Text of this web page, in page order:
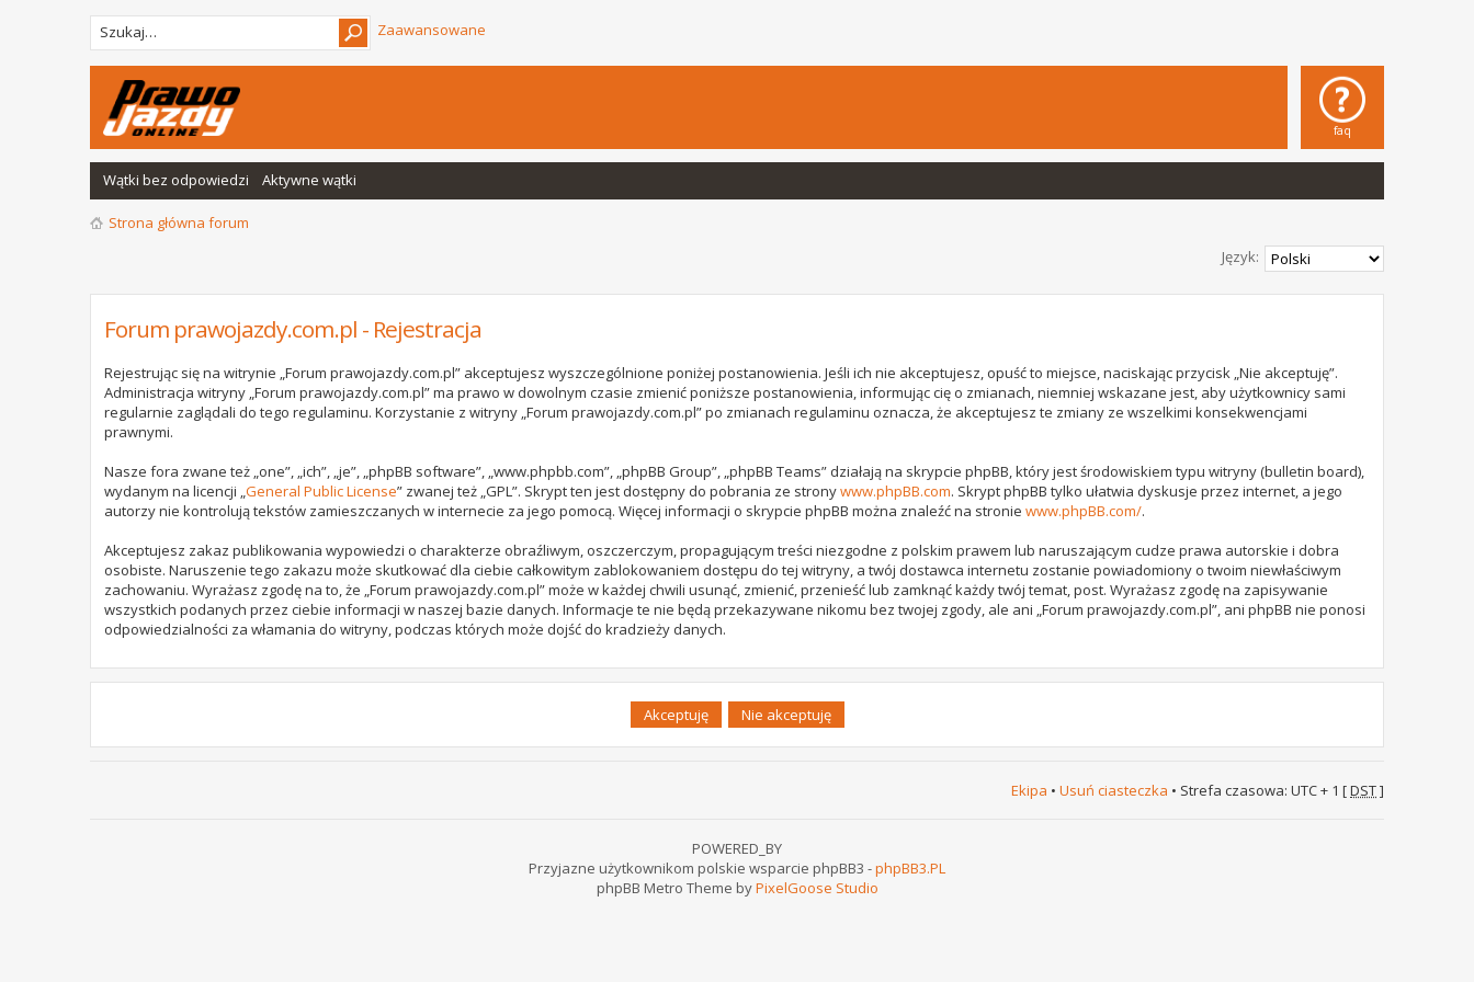
Zaawansowane
faq
Wątki bez odpowiedzi Aktywne wątki
Strona główna forum
Język:
Forum prawojazdy.com.pl - Rejestracja
Rejestrując się na witrynie „Forum prawojazdy.com.pl” akceptujesz wyszczególnione poniżej postanowienia. Jeśli ich nie akceptujesz, opuść to miejsce, naciskając przycisk „Nie akceptuję”.
Administracja witryny „Forum prawojazdy.com.pl” ma prawo w dowolnym czasie zmienić poniższe postanowienia, informując cię o zmianach, niemniej wskazane jest, aby użytkownicy sami
regularnie zaglądali do tego regulaminu. Korzystanie z witryny „Forum prawojazdy.com.pl” po zmianach regulaminu oznacza, że akceptujesz te zmiany ze wszelkimi konsekwencjami
prawnymi.
Nasze fora zwane też „one”, „ich”, „je”, „phpBB software”, „www.phpbb.com”, „phpBB Group”, „phpBB Teams” działają na skrypcie phpBB, który jest środowiskiem typu witryny (bulletin board),
wydanym na licencji „General Public License” zwanej też „GPL”. Skrypt ten jest dostępny do pobrania ze stronywww.phpBB.com. Skrypt phpBB tylko ułatwia dyskusje przez internet, a jego
autorzy nie kontrolują tekstów zamieszczanych w internecie za jego pomocą. Więcej informacji o skrypcie phpBB można znaleźć na stronie www.phpBB.com/.
Akceptujesz zakaz publikowania wypowiedzi o charakterze obraźliwym, oszczerczym, propagującym treści niezgodne z polskim prawem lub naruszającym cudze prawa autorskie i dobra
osobiste. Naruszenie tego zakazu może skutkować dla ciebie całkowitym zablokowaniem dostępu do tej witryny, a twój dostawca internetu zostanie powiadomiony o twoim niewłaściwym
zachowaniu. Wyrażasz zgodę na to, że „Forum prawojazdy.com.pl” może w każdej chwili usunąć, zmienić, przenieść lub zamknąć każdy twój temat, post. Wyrażasz zgodę na zapisywanie
wszystkich podanych przez ciebie informacji w naszej bazie danych. Informacje te nie będą przekazywane nikomu bez twojej zgody, ale ani „Forum prawojazdy.com.pl”, ani phpBB nie ponosi
odpowiedzialności za włamania do witryny, podczas których może dojść do kradzieży danych.
Ekipa • Usuń ciasteczka • Strefa czasowa: UTC + 1 [DST]
POWERED_BY
Przyjazne użytkownikom polskie wsparcie phpBB3 -phpBB3.PL
phpBB Metro Theme byPixelGoose Studio